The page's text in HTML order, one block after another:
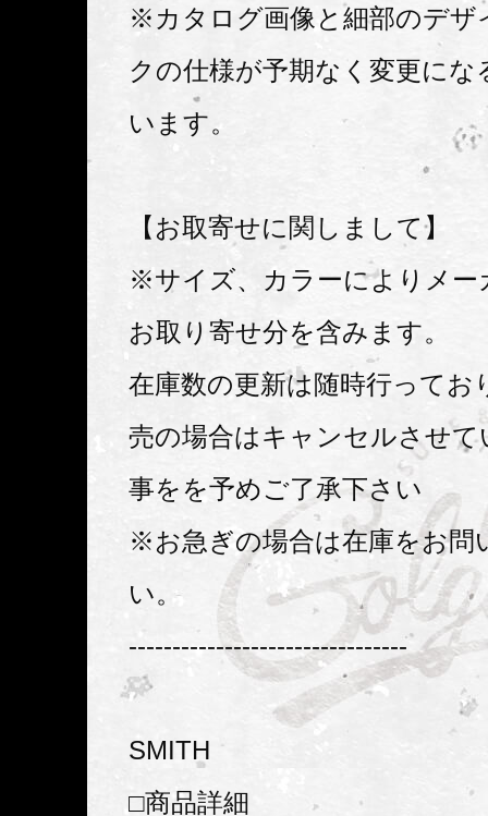
※カタログ画像と細部のデザ
クの仕様が予期なく変更にな
います。
【お取寄せに関しまして】
※サイズ、カラーによりメー
お取り寄せ分を含みます。
在庫数の更新は随時行ってお
売の場合はキャンセルさせ
事をを予めご了承下さい
※お急ぎの場合は在庫をお問
い。
--------------------------------
SMITH
□商品詳細